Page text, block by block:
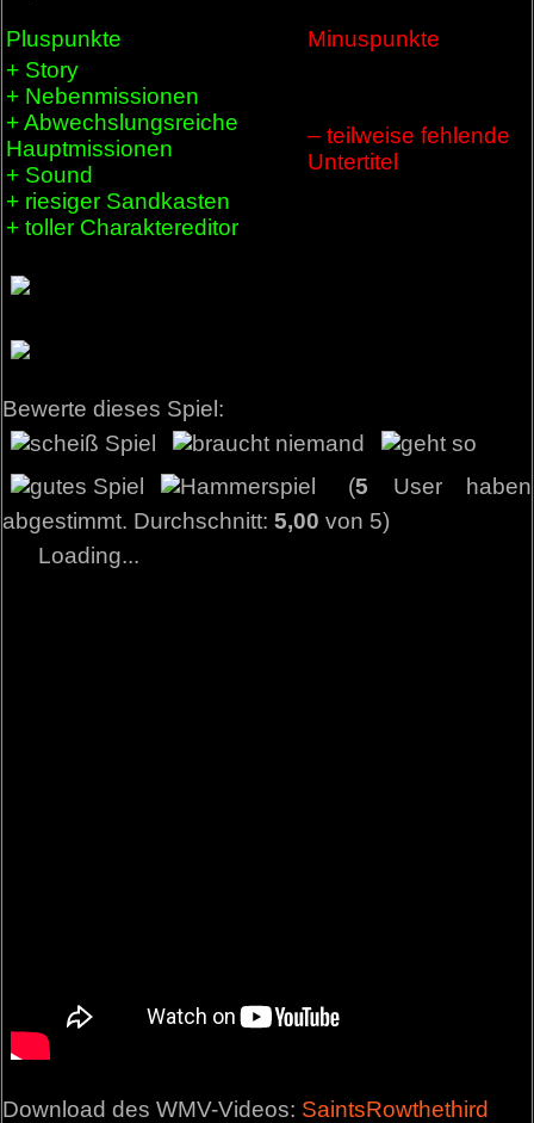
Pluspunkte
Minuspunkte
+ Story
+ Nebenmissionen
+ Abwechslungsreiche
Hauptmissionen
+ Sound
+ riesiger Sandkasten
+ toller Charaktereditor
– teilweise fehlende
Untertitel
Bewerte dieses Spiel:
(5 User haben
abgestimmt. Durchschnitt:5,00 von 5)
Loading...
Download des WMV-Videos: SaintsRowthethird